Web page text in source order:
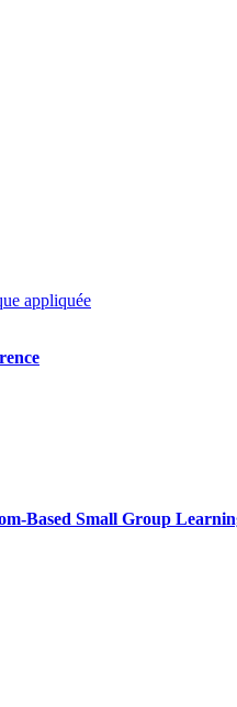
appliquée
Based Small Group